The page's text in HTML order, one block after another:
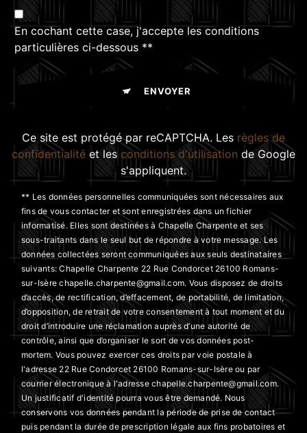
En cochant cette case, j'accepte les conditions
particulières ci-dessous **
ENVOYER
Ce site est protégé par reCAPTCHA. Les règles de
confidentialité et les conditions d'utilisation de Google
s'appliquent.
** Les données personnelles communiquées sont nécessaires aux
fins de vous contacter et sont enregistrées dans un fichier
informatisé. Elles sont destinées à Chapelle Charpente et ses
sous-traitants dans le seul but de répondre à votre message. Les
données collectées seront communiquées aux seuls destinataires
suivants: Chapelle Charpente 22 Rue Condorcet 26100 Romans-
sur-Isère chapelle.charpente@gmail.com. Vous disposez de droits
d’accès, de rectification, d’effacement, de portabilité, de limitation,
d’opposition, de retrait de votre consentement à tout moment et du
droit d’introduire une réclamation auprès d’une autorité de
contrôle, ainsi que d’organiser le sort de vos données post-
mortem. Vous pouvez exercer ces droits par voie postale à
l'adresse 22 Rue Condorcet 26100 Romans-sur-Isère ou par
courrier électronique à l'adresse chapelle.charpente@gmail.com.
Un justificatif d'identité pourra vous être demandé. Nous
conservons vos données pendant la période de prise de contact
puis pendant la durée de prescription légale aux fins probatoires et